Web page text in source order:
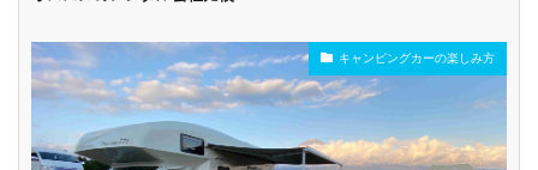
貸し出しオプショ
ン充実
新車多数あり
キャンピングカーの楽しみ方